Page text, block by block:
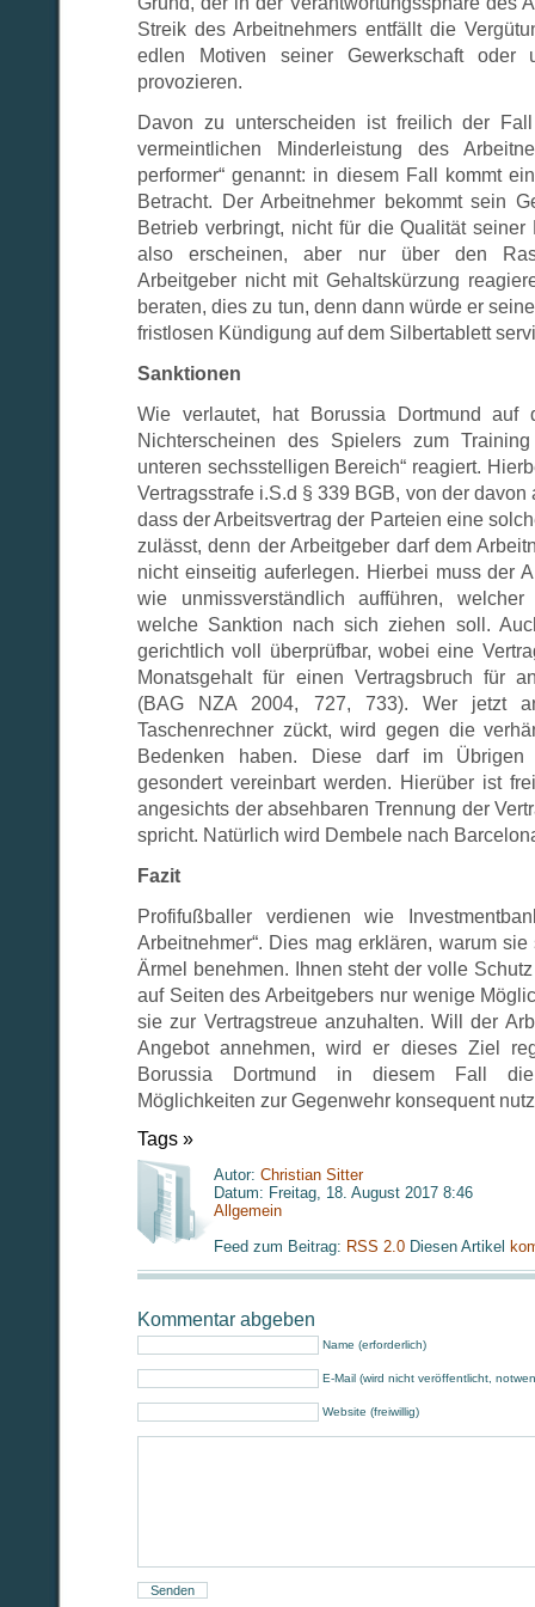
Streik des Arbeitnehmers entfällt die
edlen Motiven seiner Gewerkschaft oder
provozieren.
Davon zu unterscheiden ist freilich der
vermeintlichen Minderleistung des
performer“ genannt: in diesem Fall kommt
Betracht. Der Arbeitnehmer bekommt sein
Betrieb verbringt, nicht für die Qualität
also erscheinen, aber nur über den
Arbeitgeber nicht mit Gehaltskürzung
beraten, dies zu tun, denn dann würde er
fristlosen Kündigung auf dem Silbertablett
Sanktionen
Wie verlautet, hat Borussia Dortmund auf
Nichterscheinen des Spielers zum
unteren sechsstelligen Bereich“ reagiert.
Vertragsstrafe i.S.d § 339 BGB, von der
dass der Arbeitsvertrag der Parteien eine
zulässt, denn der Arbeitgeber darf dem
nicht einseitig auferlegen. Hierbei muss der
wie unmissverständlich aufführen, welcher
welche Sanktion nach sich ziehen soll.
gerichtlich voll überprüfbar, wobei eine
Monatsgehalt für einen Vertragsbruch für
(BAG NZA 2004, 727, 733). Wer jetzt
Taschenrechner zückt, wird gegen die
Bedenken haben. Diese darf im
gesondert vereinbart werden. Hierüber ist
angesichts der absehbaren Trennung der
spricht. Natürlich wird Dembele nach
Fazit
Profifußballer verdienen wie
Arbeitnehmer“. Dies mag erklären, warum
Ärmel benehmen. Ihnen steht der volle
auf Seiten des Arbeitgebers nur wenige
sie zur Vertragstreue anzuhalten. Will der
Angebot annehmen, wird er dieses Ziel
Borussia Dortmund in diesem Fall die
Möglichkeiten zur Gegenwehr konsequent
Tags »
Autor: Christian Sitter
Datum: Freitag, 18. August 2017 8:46
Allgemein
Feed zum Beitrag: RSS 2.0 Diesen Artikel
Kommentar abgeben
Name (erforderlich)
E-Mail (wird nicht veröffentlicht,
Website (freiwillig)